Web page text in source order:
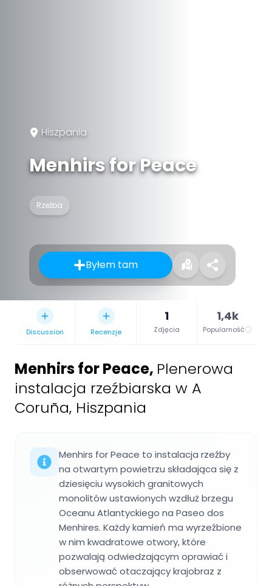
Hiszpania
Menhirs for Peace
Rzeźba
Byłem tam
Discussion Recenzje
1
Zdjęcia
1,4k
Popularność
Menhirs for Peace, Plenerowa
instalacja rzeźbiarska w A
Coruña, Hiszpania
Menhirs for Peace to instalacja rzeźby
na otwartym powietrzu składająca się z
dziesięciu wysokich granitowych
monolitów ustawionych wzdłuż brzegu
Oceanu Atlantyckiego na Paseo dos
Menhires. Każdy kamień ma wyrzeźbione
w nim kwadratowe otwory, które
pozwalają odwiedzającym oprawiać i
obserwować otaczający krajobraz z